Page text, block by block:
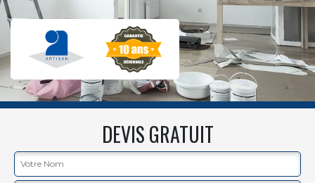
DEVIS GRATUIT